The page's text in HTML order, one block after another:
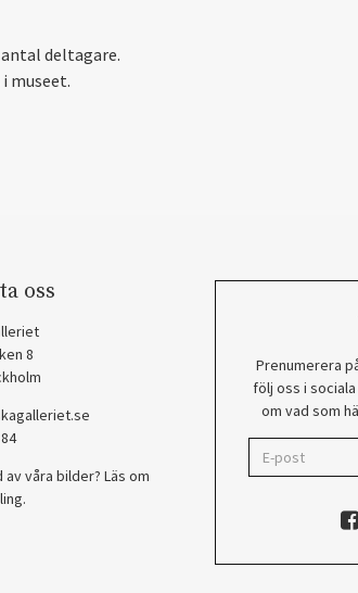
deltagare.
museet.
oss
8
våra bilder? Läs om
.
Prenumerera
följ oss i
om vad som